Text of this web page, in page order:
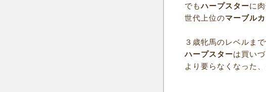
でもハープスターに
世代上位のマーブル
３歳牝馬のレベルま
ハープスターは買い
より要らなくなった、